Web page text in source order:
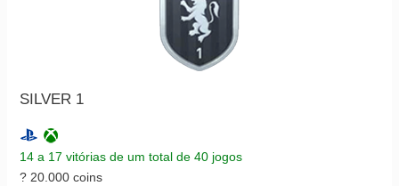
SILVER 1
14 a 17 vitórias de um total de 40 jogos
? 20.000 coins